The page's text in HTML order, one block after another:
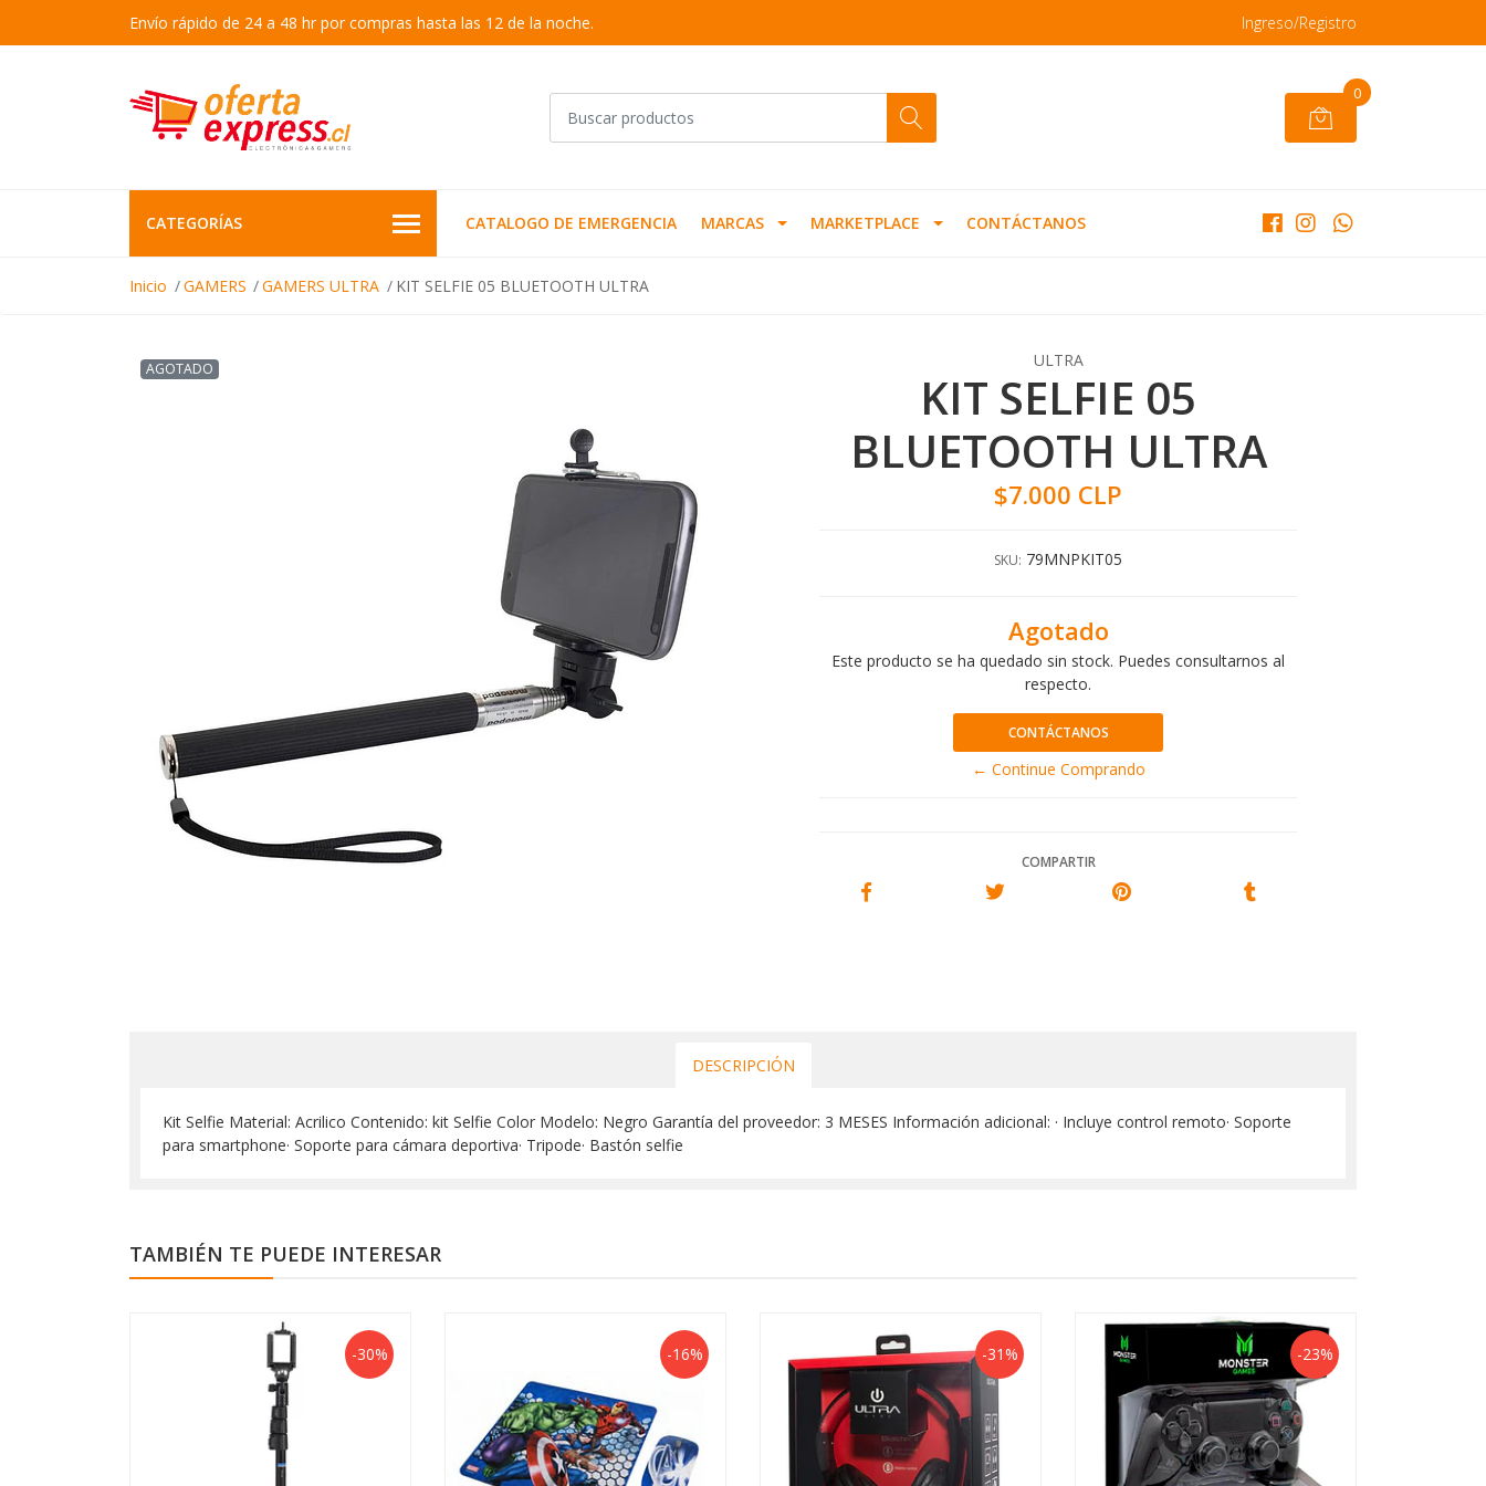
Envío rápido de 24 a 48 hr por compras hasta las 12 de la noche. Ingreso/Registro
0
CATEGORÍAS CATALOGO DE EMERGENCIA MARCAS MARKETPLACE CONTÁCTANOS
Inicio GAMERS GAMERS ULTRA KIT SELFIE 05 BLUETOOTH ULTRA
AGOTADO ULTRA
KIT SELFIE 05
BLUETOOTH ULTRA
$7.000 CLP
SKU: 79MNPKIT05
Agotado
Este producto se ha quedado sin stock. Puedes consultarnos al
respecto.
CONTÁCTANOS
← Continue Comprando
COMPARTIR
DESCRIPCIÓN
Kit Selfie Material: Acrilico Contenido: kit Selfie Color Modelo: Negro Garantía del proveedor: 3 MESES Información adicional: · Incluye control remoto· Soporte
para smartphone· Soporte para cámara deportiva· Tripode· Bastón selfie
TAMBIÉN TE PUEDE INTERESAR
-30% -16% -31% -23%